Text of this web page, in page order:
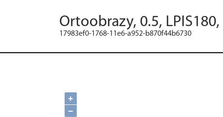
Ortoobrazy, 0.5,
17983ef0-1768-11e6-a952-b870f44b6730
+
−